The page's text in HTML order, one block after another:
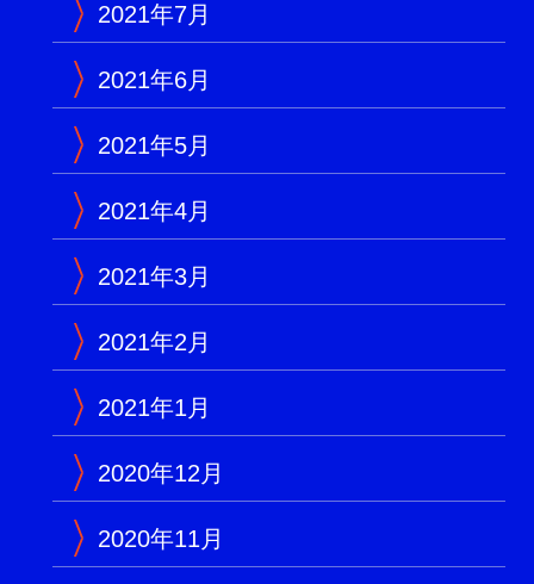
2021年7月
2021年6月
2021年5月
2021年4月
2021年3月
2021年2月
2021年1月
2020年12月
2020年11月